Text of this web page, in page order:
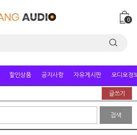
0
할인상품 공지사항 자유게시판 오디오정
글쓰기
검색